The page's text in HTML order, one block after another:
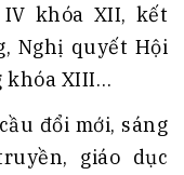
khóa XII, kết
Nghị quyết Hội
khóa XIII…
đổi mới, sáng
giáo dục